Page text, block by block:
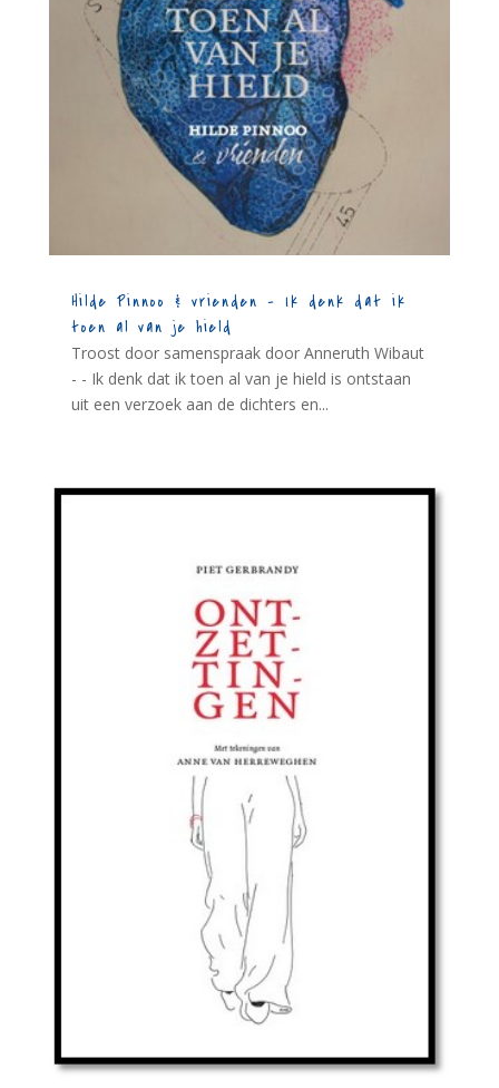
Hilde Pinnoo & vrienden – Ik denk dat ik
toen al van je hield
Troost door samenspraak door Anneruth Wibaut
- - Ik denk dat ik toen al van je hield is ontstaan
uit een verzoek aan de dichters en...